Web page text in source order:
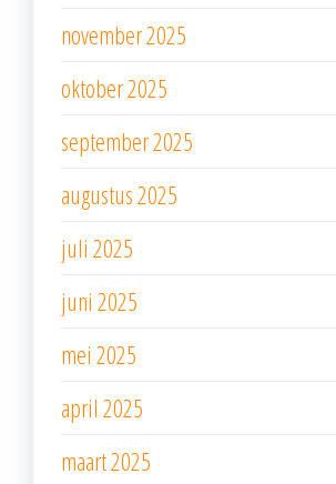
november 2025
oktober 2025
september 2025
augustus 2025
juli 2025
juni 2025
mei 2025
april 2025
maart 2025